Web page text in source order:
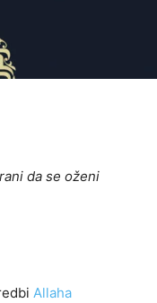
da se oženi
Allaha